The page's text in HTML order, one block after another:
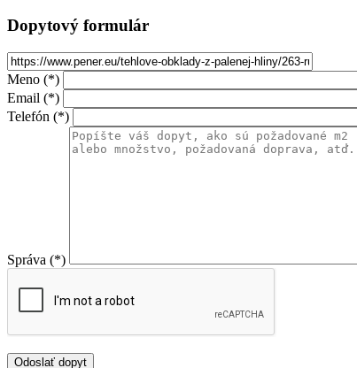
Dopytový formulár
Meno (*)
Email (*)
Telefón (*)
Správa (*)